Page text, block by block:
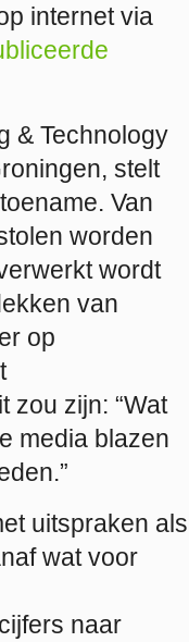
internet via
& Technology
stelt
Van
worden
wordt
van
op
zou zijn: “Wat
media blazen
uitspraken als
wat voor
naar